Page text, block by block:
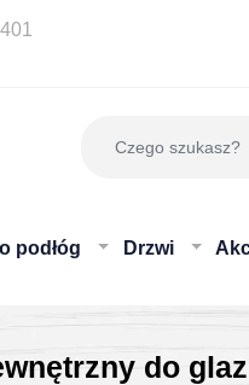
podłóg Drzwi
do